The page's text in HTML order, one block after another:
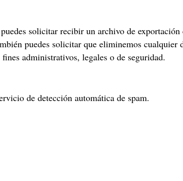
solicitar recibir un archivo de
puedes solicitar que eliminemos cualquier
administrativos, legales o de seguridad.
de detección automática de spam.